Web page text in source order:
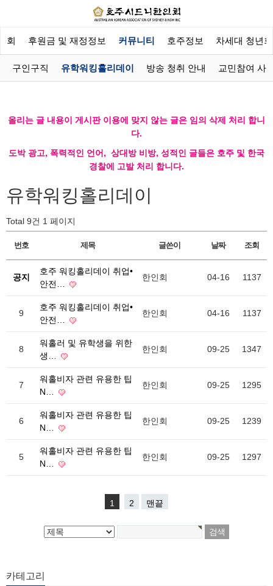
회 후원금 및 재정정보 커뮤니티 호주정보 차세대 청년회
구인구직 유학워킹홀리데이 방송 청취 안내 교민참여 사
올리는 글 내용이 게시판 이용에 맞지 않는 글은 임의 삭제 처리 합니
다.
도박 광고, 폭력적인 언어, 상대방 비방, 성적인 글들은 호주 및 한국
경찰에 고발 처리 합니다.
유학워킹홀리데이
Total 9건 1 페이지
번호 제목 글쓴이 날짜 조회
공지
호주 워킹홀리데이 취업•
안전…
한인회 04-16 1137
9
호주 워킹홀리데이 취업•
안전…
한인회 04-16 1137
8
워홀러 및 유학생을 위한
생…
한인회 09-25 1347
7
워홀비자 관련 유용한 팁
N…
한인회 09-25 1295
6
워홀비자 관련 유용한 팁
N…
한인회 09-25 1239
5
워홀비자 관련 유용한 팁
N…
한인회 09-25 1297
1 2 맨끝
카테고리